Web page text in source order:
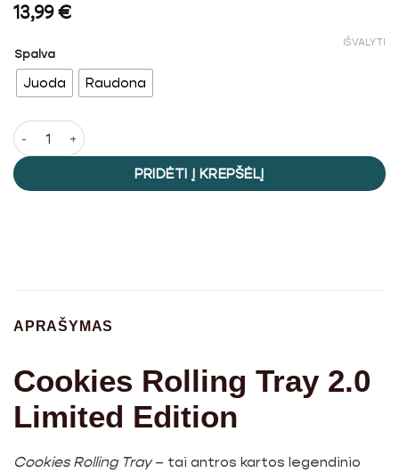
13,99€
Spalva
Juoda Raudona
IŠVALYTI
produkto kiekis: "Cookies" Sukimo Padėklas
PRIDĖTI Į KREPŠĖLĮ
APRAŠYMAS
Cookies Rolling Tray 2.0
Limited Edition
Cookies Rolling Tray– tai antros kartos legendinio